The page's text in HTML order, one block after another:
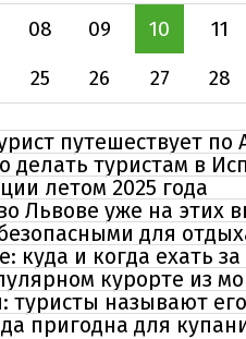
08 09 10 11
25 26 27 28
путешествует
туристам в
летом 2025 года
Львове уже на этих
для
и когда ехать
курорте из
называют
пригодна для